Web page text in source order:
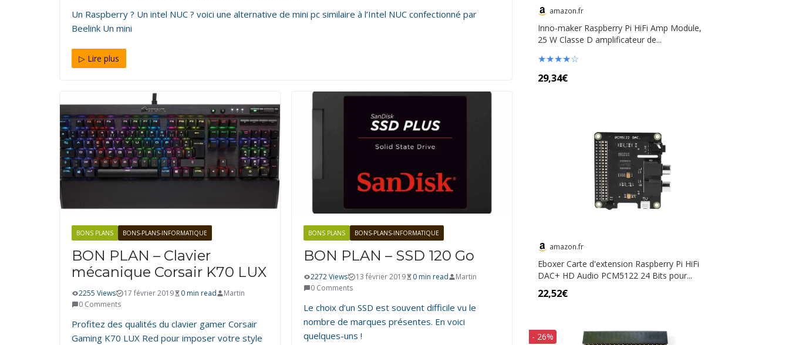
Un Raspberry ? Un intel NUC ? voici une alternative de mini pc similaire à l’Intel NUC confectionné par
Beelink Un mini
▷ Lire plus
BONS PLANS BONS-PLANS-INFORMATIQUE
BON PLAN – Clavier
mécanique Corsair K70 LUX
2255 Views 17 février 2019 0 min read
Martin
0 Comments
Profitez des qualités du clavier gamer Corsair
Gaming K70 LUX Red pour imposer votre style
BONS PLANS BONS-PLANS-INFORMATIQUE
BON PLAN – SSD 120 Go
2272 Views 13 février 2019 0 min read
Martin
0 Comments
Le choix d’un SSD est souvent difficile vu le
nombre de marques présentes. En voici
quelques-uns !
amazon.fr
Inno-maker Raspberry Pi HiFi Amp Module,
25 W Classe D amplificateur de...
★★★★☆
29,34€
amazon.fr
Eboxer Carte d'extension Raspberry Pi HiFi
DAC+ HD Audio PCM5122 24 Bits pour...
22,52€
- 26%